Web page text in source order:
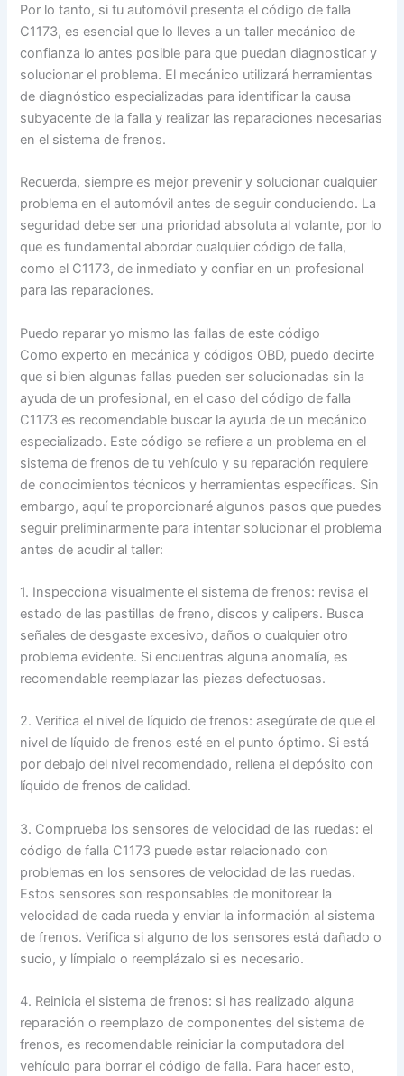
Por lo tanto, si tu automóvil presenta el código de falla
C1173, es esencial que lo lleves a un taller mecánico de
confianza lo antes posible para que puedan diagnosticar y
solucionar el problema. El mecánico utilizará herramientas
de diagnóstico especializadas para identificar la causa
subyacente de la falla y realizar las reparaciones necesarias
en el sistema de frenos.
Recuerda, siempre es mejor prevenir y solucionar cualquier
problema en el automóvil antes de seguir conduciendo. La
seguridad debe ser una prioridad absoluta al volante, por lo
que es fundamental abordar cualquier código de falla,
como el C1173, de inmediato y confiar en un profesional
para las reparaciones.
Puedo reparar yo mismo las fallas de este código
Como experto en mecánica y códigos OBD, puedo decirte
que si bien algunas fallas pueden ser solucionadas sin la
ayuda de un profesional, en el caso del código de falla
C1173 es recomendable buscar la ayuda de un mecánico
especializado. Este código se refiere a un problema en el
sistema de frenos de tu vehículo y su reparación requiere
de conocimientos técnicos y herramientas específicas. Sin
embargo, aquí te proporcionaré algunos pasos que puedes
seguir preliminarmente para intentar solucionar el problema
antes de acudir al taller:
1. Inspecciona visualmente el sistema de frenos: revisa el
estado de las pastillas de freno, discos y calipers. Busca
señales de desgaste excesivo, daños o cualquier otro
problema evidente. Si encuentras alguna anomalía, es
recomendable reemplazar las piezas defectuosas.
2. Verifica el nivel de líquido de frenos: asegúrate de que el
nivel de líquido de frenos esté en el punto óptimo. Si está
por debajo del nivel recomendado, rellena el depósito con
líquido de frenos de calidad.
3. Comprueba los sensores de velocidad de las ruedas: el
código de falla C1173 puede estar relacionado con
problemas en los sensores de velocidad de las ruedas.
Estos sensores son responsables de monitorear la
velocidad de cada rueda y enviar la información al sistema
de frenos. Verifica si alguno de los sensores está dañado o
sucio, y límpialo o reemplázalo si es necesario.
4. Reinicia el sistema de frenos: si has realizado alguna
reparación o reemplazo de componentes del sistema de
frenos, es recomendable reiniciar la computadora del
vehículo para borrar el código de falla. Para hacer esto,